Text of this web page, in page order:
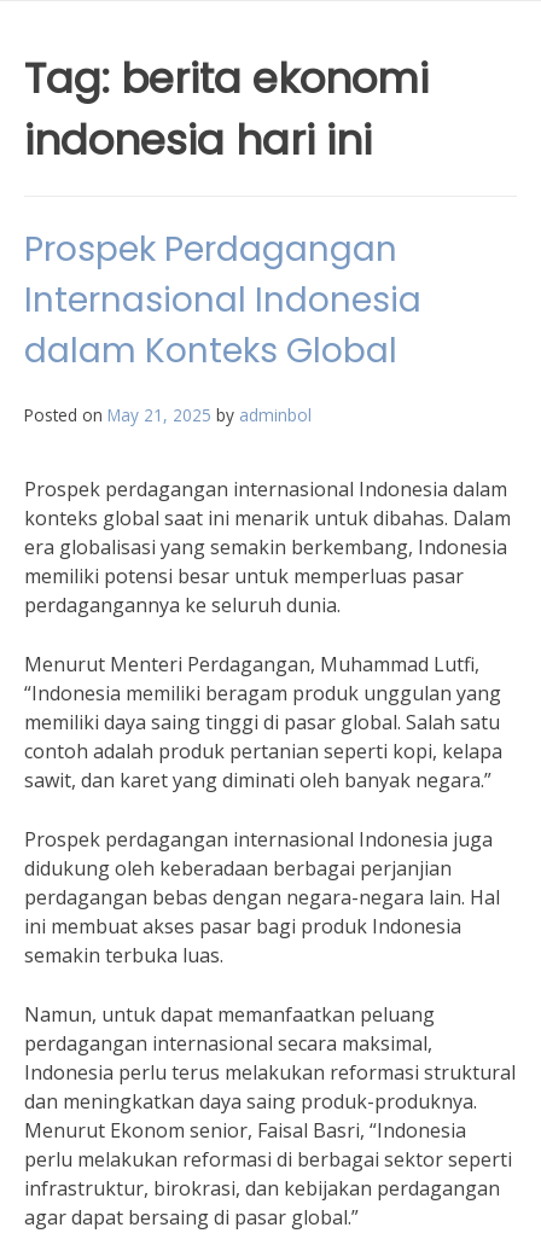
Tag: berita ekonomi
indonesia hari ini
Prospek Perdagangan
Internasional Indonesia
dalam Konteks Global
Posted on May 21, 2025 by adminbol
Prospek perdagangan internasional Indonesia dalam
konteks global saat ini menarik untuk dibahas. Dalam
era globalisasi yang semakin berkembang, Indonesia
memiliki potensi besar untuk memperluas pasar
perdagangannya ke seluruh dunia.
Menurut Menteri Perdagangan, Muhammad Lutfi,
“Indonesia memiliki beragam produk unggulan yang
memiliki daya saing tinggi di pasar global. Salah satu
contoh adalah produk pertanian seperti kopi, kelapa
sawit, dan karet yang diminati oleh banyak negara.”
Prospek perdagangan internasional Indonesia juga
didukung oleh keberadaan berbagai perjanjian
perdagangan bebas dengan negara-negara lain. Hal
ini membuat akses pasar bagi produk Indonesia
semakin terbuka luas.
Namun, untuk dapat memanfaatkan peluang
perdagangan internasional secara maksimal,
Indonesia perlu terus melakukan reformasi struktural
dan meningkatkan daya saing produk-produknya.
Menurut Ekonom senior, Faisal Basri, “Indonesia
perlu melakukan reformasi di berbagai sektor seperti
infrastruktur, birokrasi, dan kebijakan perdagangan
agar dapat bersaing di pasar global.”